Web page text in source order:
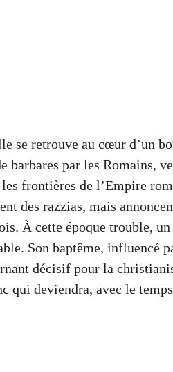
se retrouve au cœur d’un
par les Romains,
frontières de l’Empire
des razzias, mais
À cette époque trouble,
Son baptême, influencé
décisif pour la
qui deviendra, avec le